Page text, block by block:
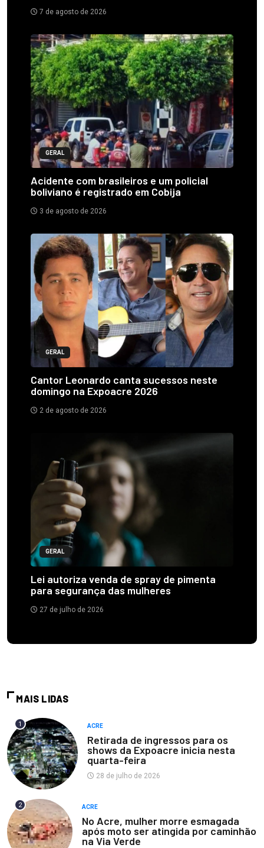
7 de agosto de 2026
GERAL
Acidente com brasileiros e um policial
boliviano é registrado em Cobija
3 de agosto de 2026
GERAL
Cantor Leonardo canta sucessos neste
domingo na Expoacre 2026
2 de agosto de 2026
GERAL
Lei autoriza venda de spray de pimenta
para segurança das mulheres
27 de julho de 2026
MAIS LIDAS
1 ACRE
Retirada de ingressos para os
shows da Expoacre inicia nesta
quarta-feira
28 de julho de 2026
2 ACRE
No Acre, mulher morre esmagada
após moto ser atingida por caminhão
na Via Verde